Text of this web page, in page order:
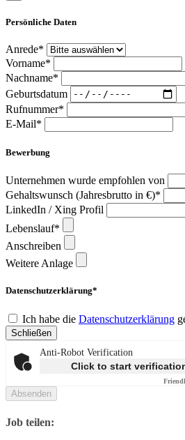
Persönliche Daten
Anrede*
Vorname*
Nachname*
Geburtsdatum
Rufnummer*
E-Mail*
Bewerbung
Unternehmen wurde empfohlen von
Gehaltswunsch (Jahresbrutto in €)*
LinkedIn / Xing Profil
Lebenslauf*
Anschreiben
Weitere Anlage
Datenschutzerklärung*
Ich habe die Datenschutzerklärung
Schließen
Anti-Robot Verification
Click to start
Absenden
Job teilen: